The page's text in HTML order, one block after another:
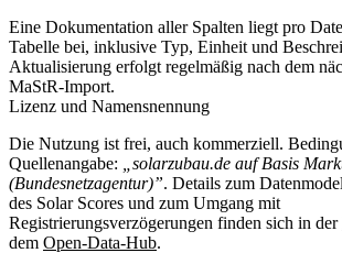
Eine Dokumentation aller Spalten liegt pro
Tabelle bei, inklusive Typ, Einheit und
Aktualisierung erfolgt regelmäßig nach dem
MaStR-Import.
Lizenz und Namensnennung
Die Nutzung ist frei, auch kommerziell.
Quellenangabe:
„solarzubau.de auf Basis
(Bundesnetzagentur)”. Details zum
des Solar Scores und zum Umgang mit
Registrierungsverzögerungen finden sich in der
dem Open-Data-Hub.